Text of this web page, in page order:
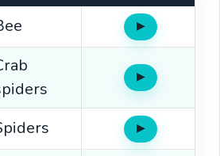
▶Oír
▶Oír
▶Oír